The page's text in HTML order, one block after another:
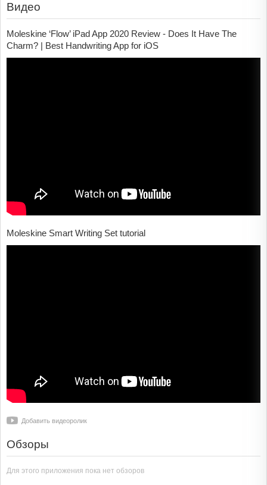
Видео
Moleskine ‘Flow’ iPad App 2020 Review - Does It Have The
Charm? | Best Handwriting App for iOS
Moleskine Smart Writing Set tutorial
Добавить видеоролик
Обзоры
Для этого приложения пока нет обзоров